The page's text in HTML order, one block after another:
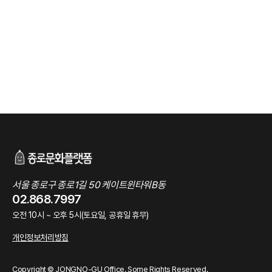
서울 종로구 종로1길 50 케이트윈타워B동
02.868.7997
오전 10시 ~ 오후 5시(토요일, 공휴일 휴무)
개인정보처리방침
Copyright © JONGNO-GU Office. Some Rights Reserved.